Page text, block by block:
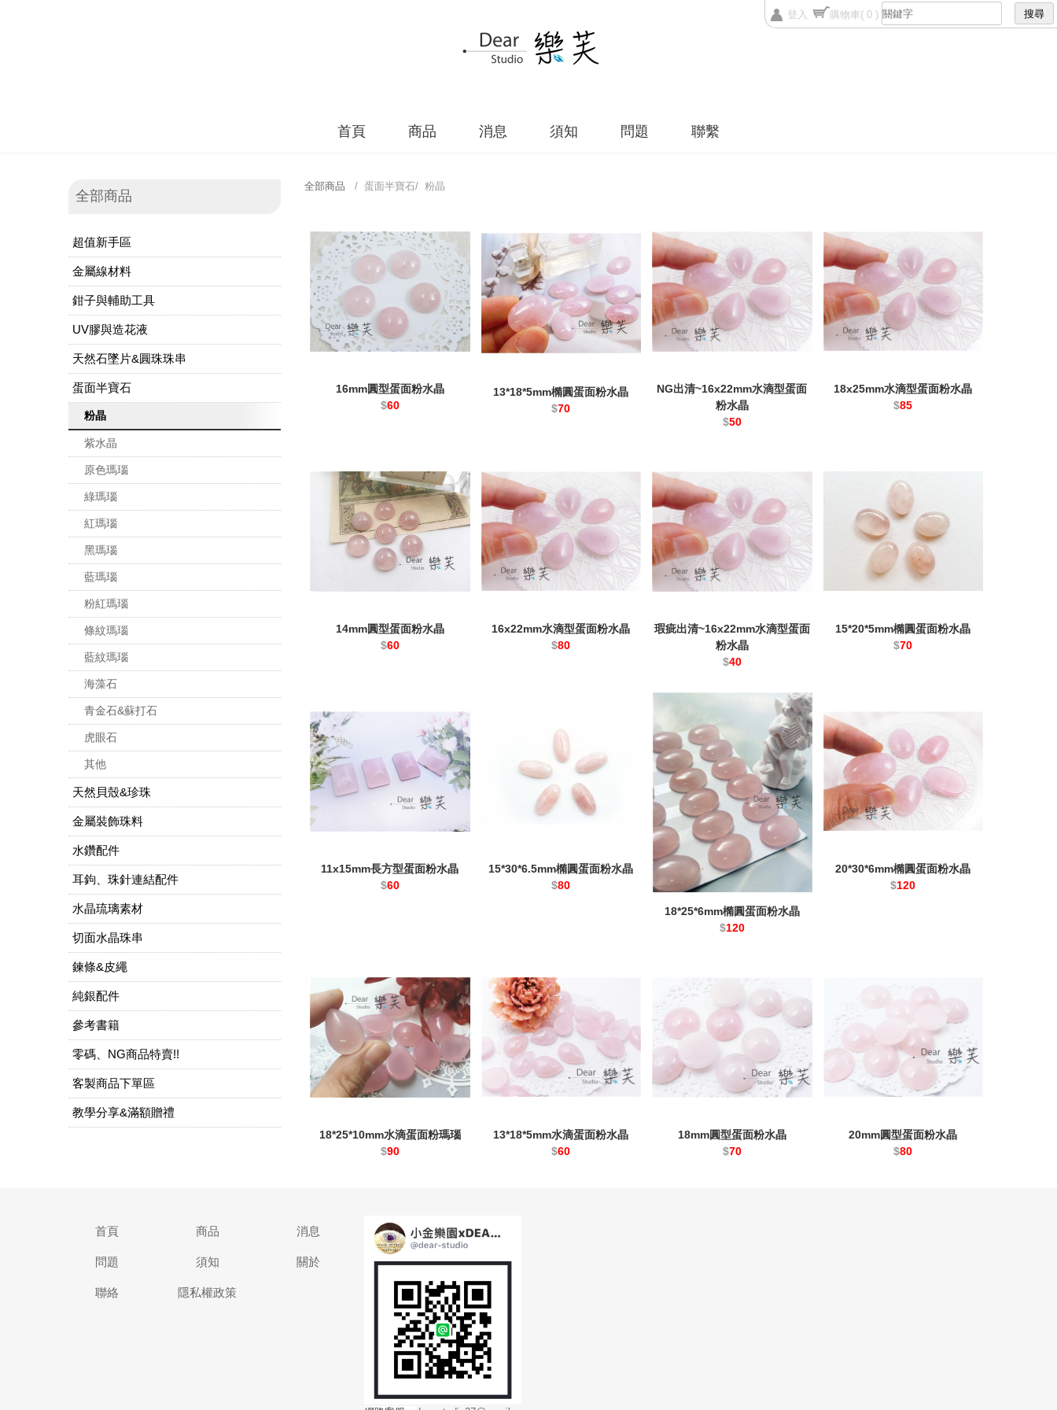
登入 購物車( 0 )
首頁 商品 消息 須知 問題 聯繫
全部商品
超值新手區
金屬線材料
鉗子與輔助工具
UV膠與造花液
天然石墜片&圓珠珠串
蛋面半寶石
粉晶
紫水晶
原色瑪瑙
綠瑪瑙
紅瑪瑙
黑瑪瑙
藍瑪瑙
粉紅瑪瑙
條紋瑪瑙
藍紋瑪瑙
海藻石
青金石&蘇打石
虎眼石
其他
天然貝殼&珍珠
金屬裝飾珠料
水鑽配件
耳鉤、珠針連結配件
水晶琉璃素材
切面水晶珠串
鍊條&皮繩
純銀配件
參考書籍
零碼、NG商品特賣!!
客製商品下單區
教學分享&滿額贈禮
全部商品 / 蛋面半寶石/ 粉晶
16mm圓型蛋面粉水晶
$60
13*18*5mm橢圓蛋面粉水晶
$70
NG出清~16x22mm水滴型蛋面
粉水晶
$50
18x25mm水滴型蛋面粉水晶
$85
14mm圓型蛋面粉水晶
$60
16x22mm水滴型蛋面粉水晶
$80
瑕疵出清~16x22mm水滴型蛋面
粉水晶
$40
15*20*5mm橢圓蛋面粉水晶
$70
11x15mm長方型蛋面粉水晶
$60
15*30*6.5mm橢圓蛋面粉水晶
$80
18*25*6mm橢圓蛋面粉水晶
$120
20*30*6mm橢圓蛋面粉水晶
$120
18*25*10mm水滴蛋面粉瑪瑙
$90
13*18*5mm水滴蛋面粉水晶
$60
18mm圓型蛋面粉水晶
$70
20mm圓型蛋面粉水晶
$80
首頁 商品 消息
問題 須知 關於
聯絡 隱私權政策